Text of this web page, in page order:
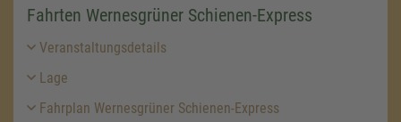
Fahrten Wernesgrüner Schienen-Express
Veranstaltungsdetails
Lage
Fahrplan Wernesgrüner Schienen-Express